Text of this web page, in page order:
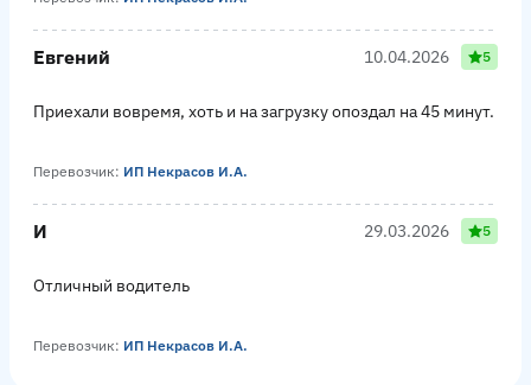
Евгений 10.04.2026 5
Приехали вовремя, хоть и на загрузку опоздал на 45 минут.
Перевозчик: ИП Некрасов И.А.
И 29.03.2026 5
Отличный водитель
Перевозчик: ИП Некрасов И.А.